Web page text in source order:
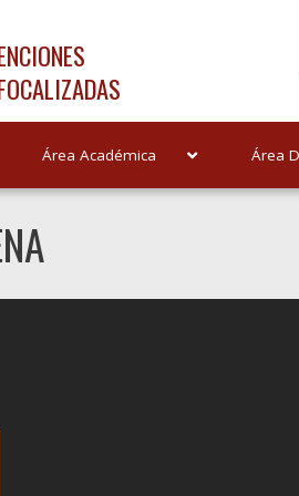
Área Académica Área